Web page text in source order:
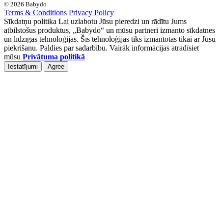
© 2026 Babydo
Terms & Conditions Privacy Policy
Sīkdatņu politika Lai uzlabotu Jūsu pieredzi un rādītu Jums
atbilstošus produktus, „Babydo“ un mūsu partneri izmanto sīkdatnes
un līdzīgas tehnoloģijas. Šīs tehnoloģijas tiks izmantotas tikai ar Jūsu
piekrišanu. Paldies par sadarbību. Vairāk informācijas atradīsiet
mūsu Privātuma politikā
Iestatījumi Agree